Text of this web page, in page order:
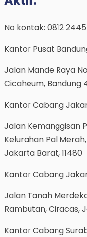
No kontak: 0812
Kantor Pusat
Jalan Mande Raya
Cicaheum, Bandung
Kantor Cabang
Jalan Kemanggisan
Kelurahan Pal
Jakarta Barat, 11480
Kantor Cabang
Jalan Tanah Merdeka
Rambutan, Ciracas,
Kantor Cabang